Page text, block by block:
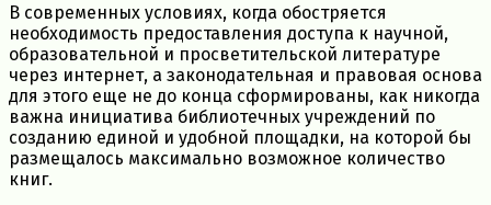
В современных условиях, когда обостряется
необходимость предоставления доступа к научной,
образовательной и просветительской литературе
через интернет, а законодательная и правовая основа
для этого еще не до конца сформированы, как никогда
важна инициатива библиотечных учреждений по
созданию единой и удобной площадки, на которой бы
размещалось максимально возможное количество
книг.